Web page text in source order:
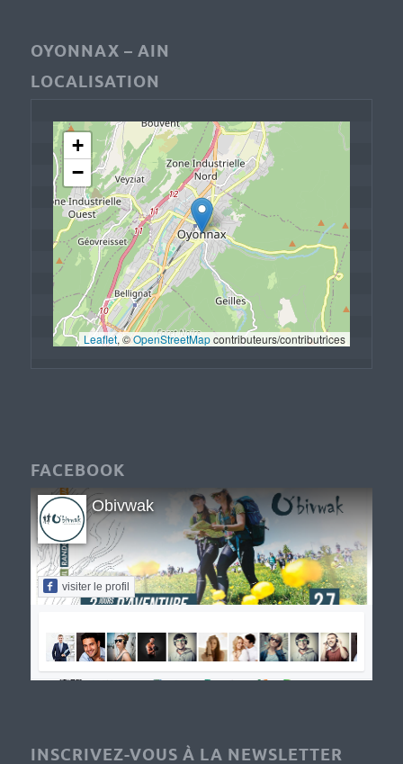
OYONNAX – AIN
LOCALISATION
+
−
Leaflet, © OpenStreetMap contributeurs/contributrices
FACEBOOK
Obivwak
visiter le profil
INSCRIVEZ-VOUS À LA NEWSLETTER